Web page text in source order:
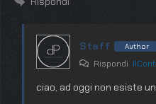
Staff Author
Rispondi
ciao, ad oggi non esiste